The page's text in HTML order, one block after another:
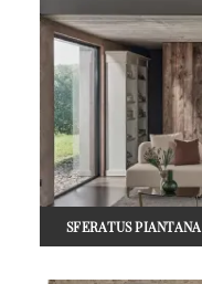
SFERATUS PIANTANA